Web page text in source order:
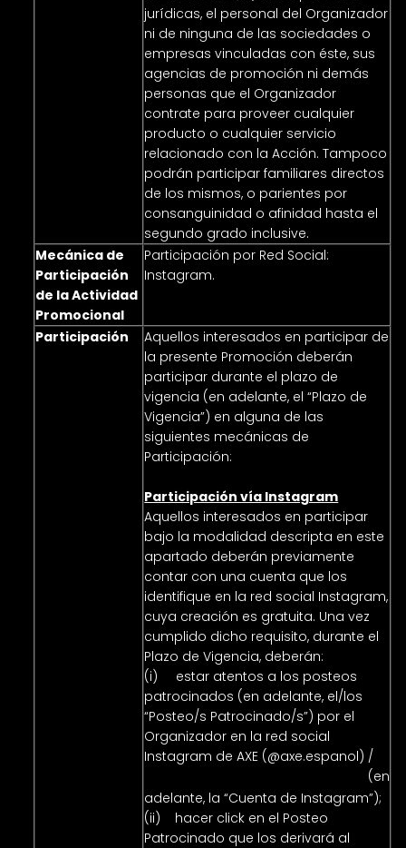
jurídicas, el personal del Organizador
ni de ninguna de las sociedades o
empresas vinculadas con éste, sus
agencias de promoción ni demás
personas que el Organizador
contrate para proveer cualquier
producto o cualquier servicio
relacionado con la Acción. Tampoco
podrán participar familiares directos
de los mismos, o parientes por
consanguinidad o afinidad hasta el
segundo grado inclusive.
Mecánica de
Participación
de la Actividad
Promocional
Participación por Red Social:
Instagram.
Participación
Aquellos interesados en participar de
la presente Promoción deberán
participar durante el plazo de
vigencia (en adelante, el “Plazo de
Vigencia”) en alguna de las
siguientes mecánicas de
Participación:
Participación vía Instagram
Aquellos interesados en participar
bajo la modalidad descripta en este
apartado deberán previamente
contar con una cuenta que los
identifique en la red social Instagram,
cuya creación es gratuita. Una vez
cumplido dicho requisito, durante el
Plazo de Vigencia, deberán:
(i) estar atentos a los posteos
patrocinados (en adelante, el/los
“Posteo/s Patrocinado/s”) por el
Organizador en la red social
Instagram de AXE (@axe.espanol) /
(en
adelante, la “Cuenta de Instagram”);
(ii) hacer click en el Posteo
Patrocinado que los derivará al